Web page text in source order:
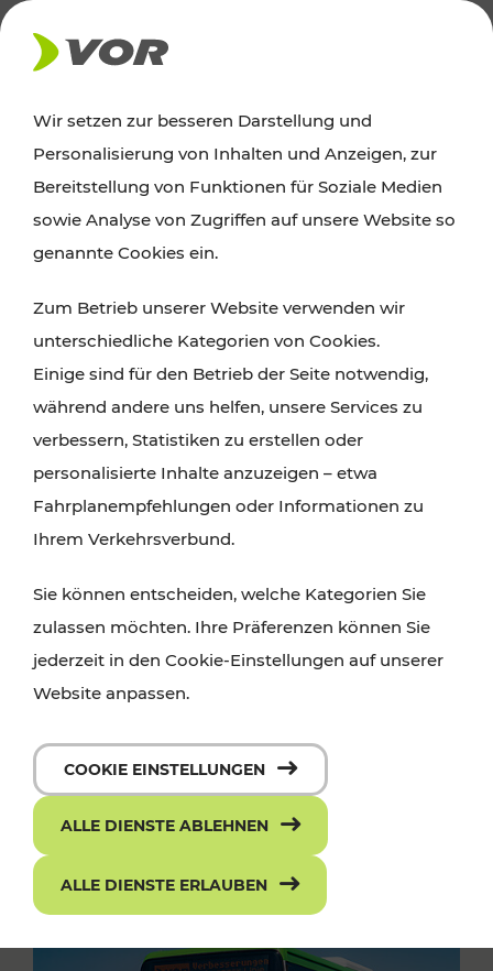
AKTUELLES
News
Alle wichtigen Meldungen zu Fahrplanänderungen,
finden Sie hier im Überblick.
Wir setzen zur besseren Darstellung und
Personalisierung von Inhalten und Anzeigen, zur
Bereitstellung von Funktionen für Soziale Medien
sowie Analyse von Zugriffen auf unsere Website so
genannte Cookies ein.
Zum Betrieb unserer Website verwenden wir
unterschiedliche Kategorien von Cookies.
Einige sind für den Betrieb der Seite notwendig,
während andere uns helfen, unsere Services zu
verbessern, Statistiken zu erstellen oder
personalisierte Inhalte anzuzeigen – etwa
Fahrplanempfehlungen oder Informationen zu
Ihrem Verkehrsverbund.
Sie können entscheiden, welche Kategorien Sie
zulassen möchten. Ihre Präferenzen können Sie
jederzeit in den Cookie-Einstellungen auf unserer
Website anpassen.
COOKIE EINSTELLUNGEN
ALLE DIENSTE ABLEHNEN
ALLE DIENSTE ERLAUBEN